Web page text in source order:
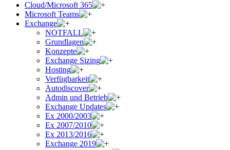
Cloud/Microsoft 365
Microsoft Teams
Exchange
NOTFALL
Grundlagen
Konzepte
Exchange Sizing
Hosting
Verfügbarkeit
Autodiscover
Admin und Betrieb
Exchange Updates
Ex 2000/2003
Ex 2007/2010
Ex 2013/2016
Exchange 2019